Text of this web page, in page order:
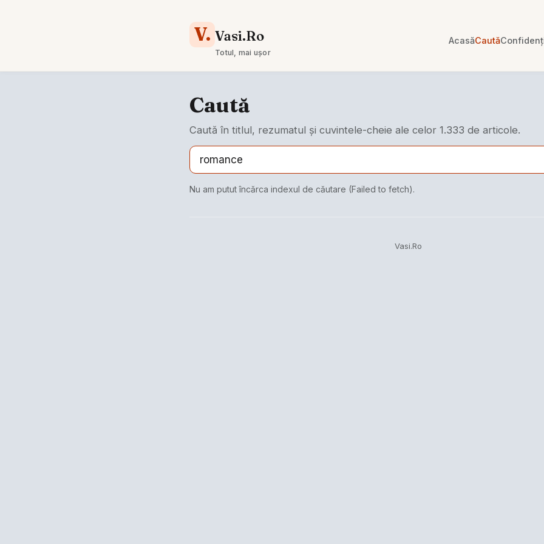
V. Vasi.Ro
Totul, mai ușor
AcasăCaută
Caută
Caută în titlul, rezumatul și cuvintele-cheie ale celor 1.333 de articole.
Nu am putut încărca indexul de căutare (Failed to fetch).
Vasi.Ro